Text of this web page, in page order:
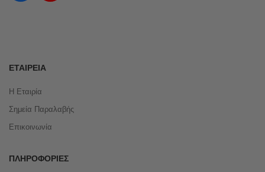
ΕΤΑΙΡΕΊΑ
Η Εταιρία
Σημεία Παραλαβής
Επικοινωνία
ΠΛΗΡΟΦΟΡΊΕΣ